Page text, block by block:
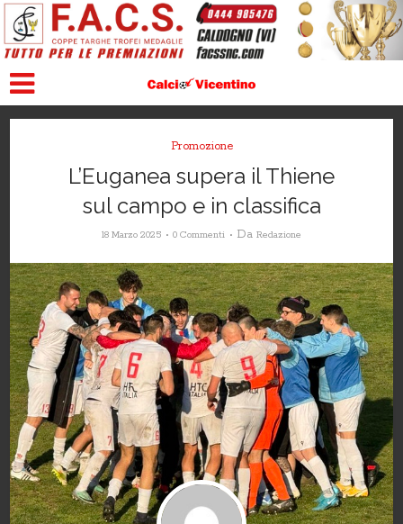
Promozione
L’Euganea supera il Thiene
sul campo e in classifica
18 Marzo 2025 0 Commenti Da Redazione